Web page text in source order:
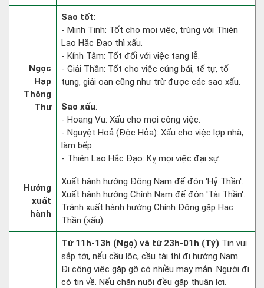
Ngọc
Hạp
Thông
Thư
Sao tốt:
- Minh Tinh: Tốt cho mọi việc, trùng với Thiên
Lao Hắc Đạo thì xấu.
- Kính Tâm: Tốt đối với việc tang lễ.
- Giải Thần: Tốt cho việc cúng bái, tế tự, tố
tụng, giải oan cũng như trừ được các sao xấu.
Sao xấu:
- Hoang Vu: Xấu cho mọi công việc.
- Nguyệt Hoả (Độc Hỏa): Xấu cho việc lợp nhà,
làm bếp.
- Thiên Lao Hắc Đạo: Kỵ mọi việc đại sự.
Hướng
xuất
hành
Xuất hành hướng Đông Nam để đón 'Hỷ Thần'.
Xuất hành hướng Chính Nam để đón 'Tài Thần'.
Tránh xuất hành hướng Chính Đông gặp Hạc
Thần (xấu)
Từ 11h-13h (Ngọ) và từ 23h-01h (Tý) Tin vui
sắp tới, nếu cầu lộc, cầu tài thì đi hướng Nam.
Đi công việc gặp gỡ có nhiều may mắn. Người đi
có tin về. Nếu chăn nuôi đều gặp thuận lợi.